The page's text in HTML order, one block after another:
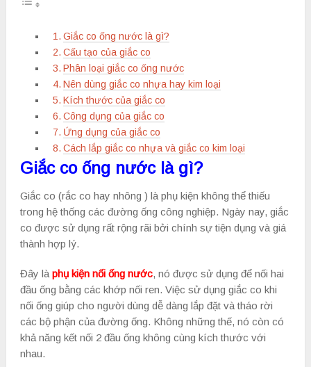
Giắc co ống nước là gì?
Cấu tạo của giắc co
Phân loại giắc co ống nước
Nên dùng giắc co nhựa hay kim loại
Kích thước của giắc co
Công dụng của giắc co
Ứng dụng của giắc co
Cách lắp giắc co nhựa và giắc co kim loại
Giắc co ống nước là gì?
Giắc co (rắc co hay nhông ) là phụ kiện không thể thiếu
trong hệ thống các đường ống công nghiệp. Ngày nay, giắc
co được sử dụng rất rộng rãi bởi chính sự tiện dụng và giá
thành hợp lý.
Đây là phụ kiện nối ống nước, nó được sử dụng để nối hai
đầu ống bằng các khớp nối ren. Việc sử dụng giắc co khi
nối ống giúp cho người dùng dễ dàng lắp đặt và tháo rời
các bộ phận của đường ống. Không những thế, nó còn có
khả năng kết nối 2 đầu ống không cùng kích thước với
nhau.